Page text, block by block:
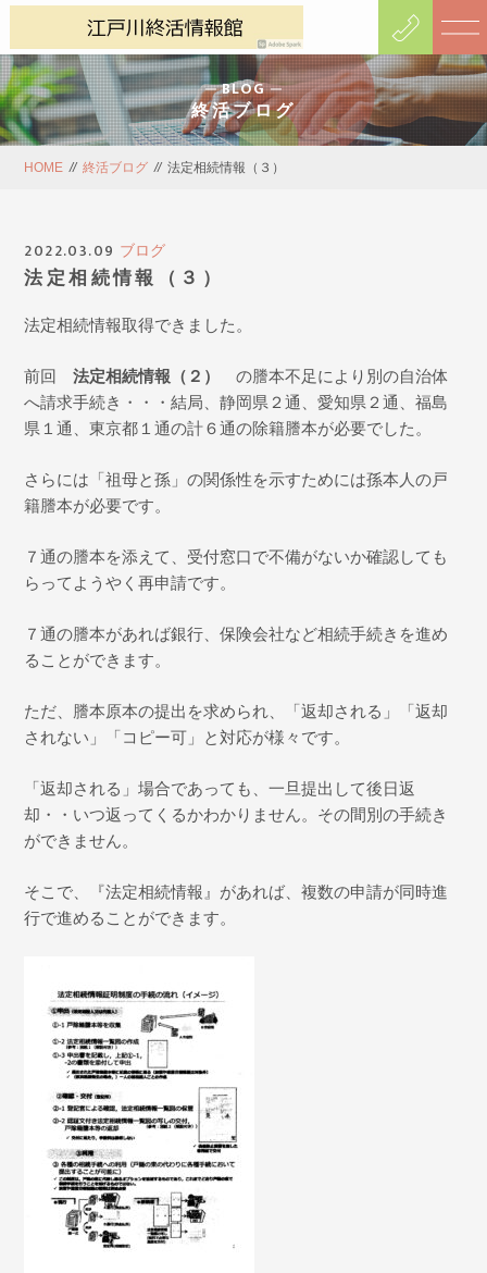
BLOG
終活ブログ
HOME // 終活ブログ // 法定相続情報（３）
2022.03.09 ブログ
法定相続情報（３）
法定相続情報取得できました。
前回法定相続情報（２）
の謄本不足により別の自治体
へ請求手続き・・・結局、静岡県２通、愛知県２通、福島
県１通、東京都１通の計６通の除籍謄本が必要でした。
さらには「祖母と孫」の関係性を示すためには孫本人の戸
籍謄本が必要です。
７通の謄本を添えて、受付窓口で不備がないか確認しても
らってようやく再申請です。
７通の謄本があれば銀行、保険会社など相続手続きを進め
ることができます。
ただ、謄本原本の提出を求められ、「返却される」「返却
されない」「コピー可」と対応が様々です。
「返却される」場合であっても、一旦提出して後日返
却・・いつ返ってくるかわかりません。その間別の手続き
ができません。
そこで、『法定相続情報』があれば、複数の申請が同時進
行で進めることができます。